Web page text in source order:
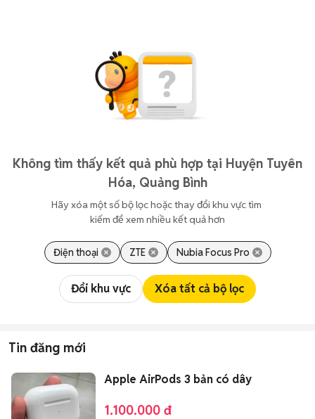
Không tìm thấy kết quả phù hợp tại Huyện Tuyên
Hóa, Quảng Bình
Hãy xóa một số bộ lọc hoặc thay đổi khu vực tìm
kiếm để xem nhiều kết quả hơn
Điện thoại ZTE Nubia Focus Pro
Đổi khu vực Xóa tất cả bộ lọc
Tin đăng mới
Apple AirPods 3 bản có dây
1.100.000 đ